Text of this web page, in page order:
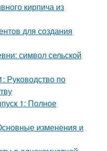
кирпича из
для создания
символ сельской
Руководство по
1: Полное
изменения и